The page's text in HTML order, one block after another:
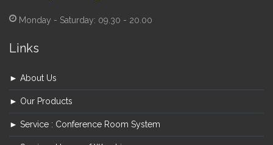
Monday - Saturday: 09.30 - 20.00
Links
► About Us
► Our Products
► Service : Conference Room System